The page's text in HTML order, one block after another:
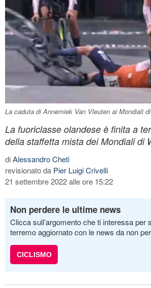
La caduta di Annemiek Van Vleuten ai Mondiali
La fuoriclasse olandese è finita a
della staffetta mista dei Mondiali di
diAlessandro Cheti
revisionato da Pier Luigi Crivelli
21 settembre 2022 alle ore 15:22
Non perdere le ultime news
Clicca sull’argomento che ti interessa per
terremo aggiornato con le news da non
CICLISMO